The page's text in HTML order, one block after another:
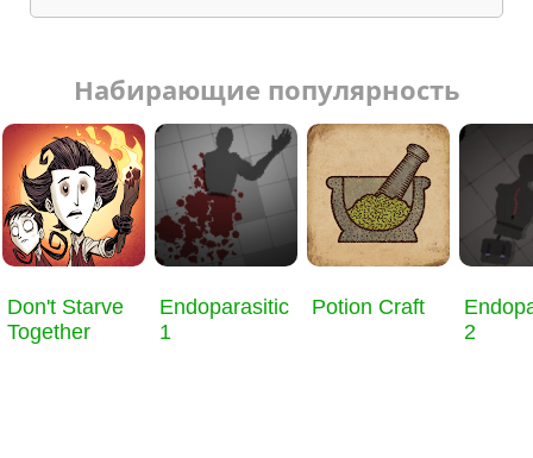
Набирающие популярность
Don't Starve
Together
Endoparasitic
1
Potion Craft
2